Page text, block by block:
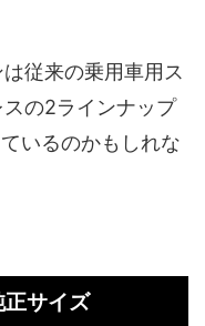
従来の乗用車用ス
の2ラインナップ
いるのかもしれな
サイズ